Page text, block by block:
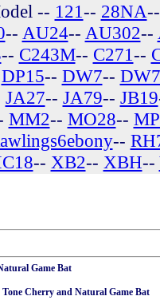
-- 121-- 28NA
-- AU24-- AU302--
-- C243M-- C271--
DP15-- DW7--
JA27-- JA79-- JB19
MM2-- MO28--
--
-- XB2-- XBH--
Game Bat
Cherry and Natural Game Bat